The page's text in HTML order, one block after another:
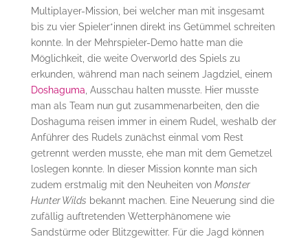
Multiplayer-Mission, bei welcher man mit insgesamt
bis zu vier Spieler*innen direkt ins Getümmel schreiten
konnte. In der Mehrspieler-Demo hatte man die
Möglichkeit, die weite Overworld des Spiels zu
erkunden, während man nach seinem Jagdziel, einem
Doshaguma, Ausschau halten musste. Hier musste
man als Team nun gut zusammenarbeiten, den die
Doshaguma reisen immer in einem Rudel, weshalb der
Anführer des Rudels zunächst einmal vom Rest
getrennt werden musste, ehe man mit dem Gemetzel
loslegen konnte. In dieser Mission konnte man sich
zudem erstmalig mit den Neuheiten von Monster
Hunter Wilds bekannt machen. Eine Neuerung sind die
zufällig auftretenden Wetterphänomene wie
Sandstürme oder Blitzgewitter. Für die Jagd können